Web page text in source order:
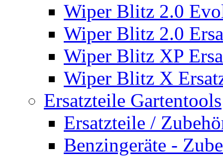
Wiper Blitz 2.0
Wiper Blitz 2.0
Wiper Blitz XP
Wiper Blitz X
Ersatzteile Gartentools
Ersatzteile /
Benzingeräte -